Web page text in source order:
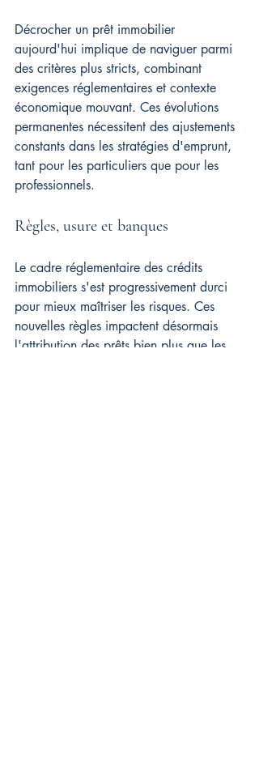
Décrocher un prêt immobilier
aujourd'hui implique de naviguer parmi
des critères plus stricts, combinant
exigences réglementaires et contexte
économique mouvant. Ces évolutions
permanentes nécessitent des ajustements
constants dans les stratégies d'emprunt,
tant pour les particuliers que pour les
professionnels.
Règles, usure et banques
Le cadre réglementaire des crédits
immobiliers s'est progressivement durci
pour mieux maîtriser les risques. Ces
nouvelles règles impactent désormais
l'attribution des prêts bien plus que les